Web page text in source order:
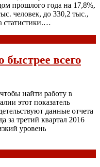
прошлого года на 17,8%,
человек, до 330,2 тыс.,
статистики.…
всего
найти работу в
этот показатель
данные отчета
за третий квартал 2016
уровень